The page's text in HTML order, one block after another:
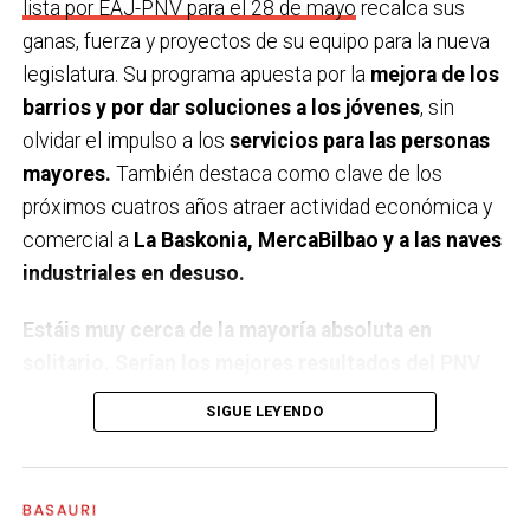
visto. En el Social, ’20.000 especies de abejas’.
¿Una figura histórica a las que admires?Marie Curie
como exponente de las mujeres científicas.
Y un político/a que sea una inspiración para ti
Salvador Allende
¿Cual es tu posesión más preciada?
lista por EAJ-PNV para el 28 de mayo recalca sus
ganas, fuerza y proyectos de su equipo para la nueva
legislatura. Su programa apuesta por la mejora de los
barrios y por dar soluciones a los jóvenes, sin
olvidar el impulso a los servicios para las personas
mayores. También destaca como clave de los
próximos cuatros años atraer actividad económica y
comercial a La Baskonia, MercaBilbao y a las naves
industriales en desuso.
Estáis muy cerca de la mayoría absoluta en
en Basauri. ¿Cómo os sentís? Eso dicen las
encuestas, pero quizá hay algunos factores que las
encuestas no tienen en cuenta. Sin embargo, yo soy
SIGUE LEYENDO
BASAURI